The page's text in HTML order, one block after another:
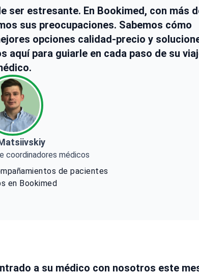
India de Artroscopia,
diagnóstico específicas
College de
institución médica india
ser estresante. En Bookimed, con más
sus preocupaciones. Sabemos cómo
opciones calidad-precio y
aquí para guiarle en cada paso de su
coordinadores médicos
de pacientes
en Bookimed
a su médico con nosotros este